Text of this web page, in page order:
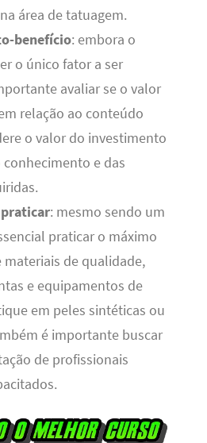
área de tatuagem.
benefício: embora o
o único fator a ser
avaliar se o valor
relação ao conteúdo
o valor do investimento
e das
praticar: mesmo sendo um
praticar o máximo
materiais de qualidade,
e equipamentos de
em peles sintéticas ou
é importante buscar
de profissionais